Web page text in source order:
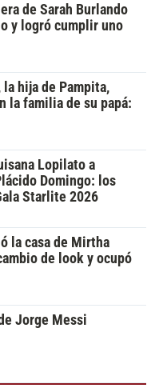
de Sarah Burlando
y logró cumplir uno
hija de Pampita,
la familia de su papá:
Lopilato a
Domingo: los
Starlite 2026
la casa de Mirtha
de look y ocupó
Jorge Messi